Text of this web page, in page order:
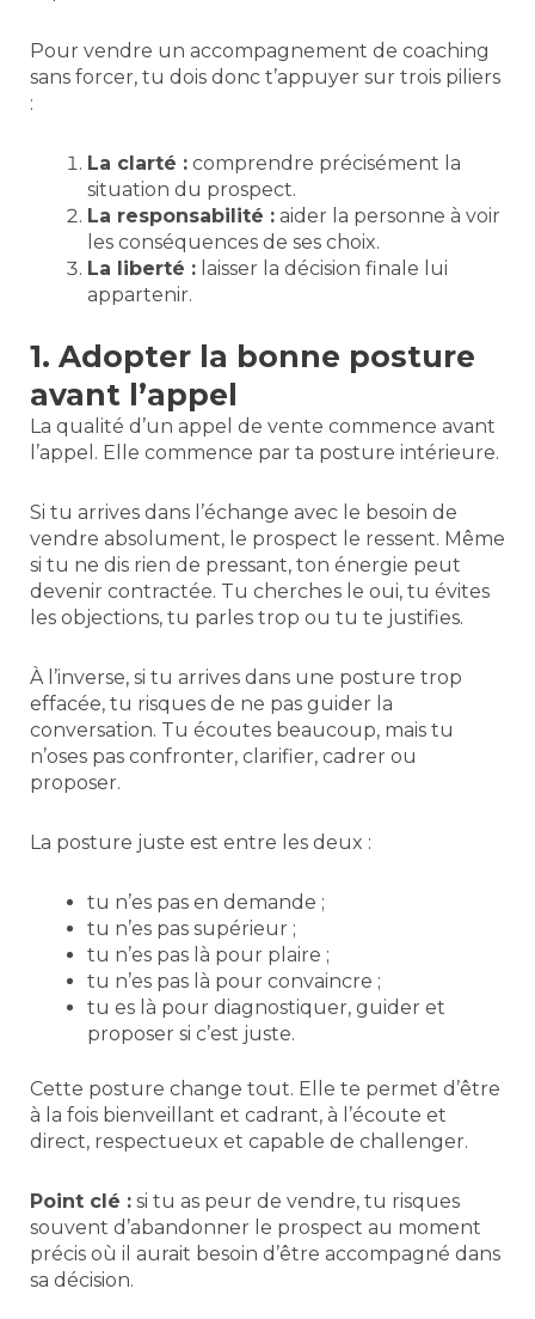
Pour vendre un accompagnement de coaching
sans forcer, tu dois donc t’appuyer sur trois piliers
:
La clarté : comprendre précisément la
situation du prospect.
La responsabilité : aider la personne à voir
les conséquences de ses choix.
La liberté : laisser la décision finale lui
appartenir.
1. Adopter la bonne posture
avant l’appel
La qualité d’un appel de vente commence avant
l’appel. Elle commence par ta posture intérieure.
Si tu arrives dans l’échange avec le besoin de
vendre absolument, le prospect le ressent. Même
si tu ne dis rien de pressant, ton énergie peut
devenir contractée. Tu cherches le oui, tu évites
les objections, tu parles trop ou tu te justifies.
À l’inverse, si tu arrives dans une posture trop
effacée, tu risques de ne pas guider la
conversation. Tu écoutes beaucoup, mais tu
n’oses pas confronter, clarifier, cadrer ou
proposer.
La posture juste est entre les deux :
tu n’es pas en demande ;
tu n’es pas supérieur ;
tu n’es pas là pour plaire ;
tu n’es pas là pour convaincre ;
tu es là pour diagnostiquer, guider et
proposer si c’est juste.
Cette posture change tout. Elle te permet d’être
à la fois bienveillant et cadrant, à l’écoute et
direct, respectueux et capable de challenger.
Point clé : si tu as peur de vendre, tu risques
souvent d’abandonner le prospect au moment
précis où il aurait besoin d’être accompagné dans
sa décision.